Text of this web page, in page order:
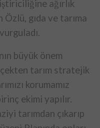
ağırlık
gıda ve tarıma
büyük önem
tarım stratejik
korumamız
ekimi yapılır.
tarımdan çıkarıp